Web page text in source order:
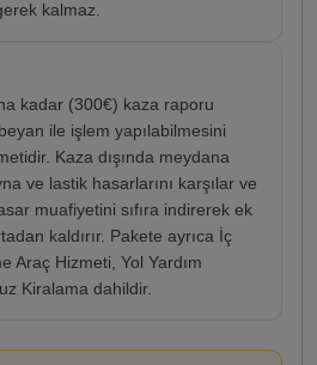
kalmaz.
kadar (300€) kaza raporu
ile işlem yapılabilmesini
Kaza dışında meydana
ve lastik hasarlarını karşılar ve
muafiyetini sıfıra indirerek ek
kaldırır. Pakete ayrıca İç
Araç Hizmeti, Yol Yardım
Kiralama dahildir.